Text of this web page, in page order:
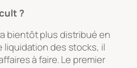
?
bientôt plus distribué en
liquidation des stocks, il
à faire. Le premier